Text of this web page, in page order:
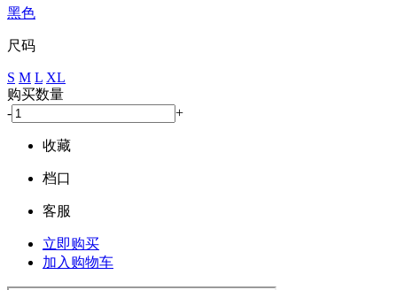
黑色
尺码
S M L XL
购买数量
-
+
收藏
档口
客服
立即购买
加入购物车